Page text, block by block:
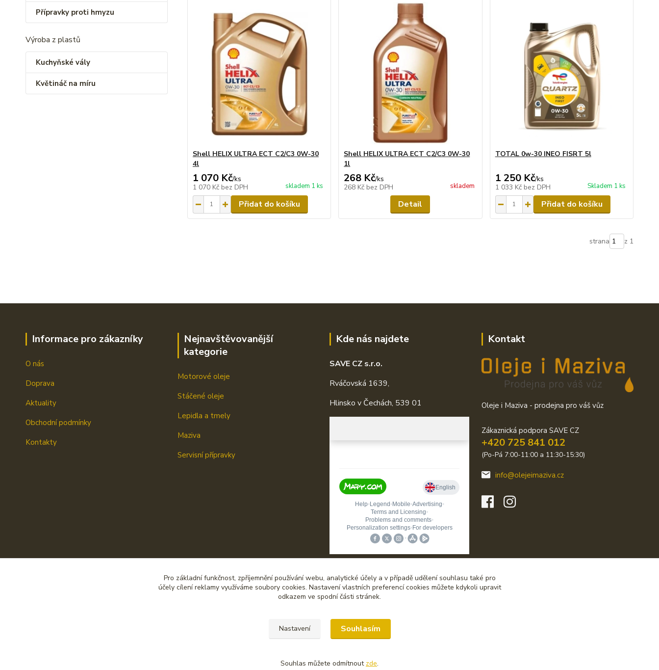
Přípravky proti hmyzu
Výroba z plastů
Kuchyňské vály
Květináč na míru
Shell HELIX ULTRA ECT C2/C3 0W-30
4l
1 070 Kč/ks
1 070 Kč bez DPH skladem 1 ks
Přidat do košíku
Shell HELIX ULTRA ECT C2/C3 0W-30
1l
268 Kč/ks
268 Kč bez DPH skladem
Detail
TOTAL 0w-30 INEO FISRT 5l
1 250 Kč/ks
1 033 Kč bez DPH Skladem 1 ks
Přidat do košíku
strana z 1
Informace pro zákazníky
O nás
Doprava
Aktuality
Obchodní podmínky
Kontakty
Nejnavštěvovanější
kategorie
Motorové oleje
Stáčené oleje
Lepidla a tmely
Maziva
Servisní přípravky
Kde nás najdete
SAVE CZ s.r.o.
Rváčovská 1639,
Hlinsko v Čechách, 539 01
Kontakt
Oleje i Maziva - prodejna pro váš vůz
Zákaznická podpora SAVE CZ
+420 725 841 012
(Po-Pá 7:00-11:00 a 11:30-15:30)
info@olejeimaziva.cz
Upravit sběr cookies.
Pro základní funkčnost, zpříjemnění používání webu, analytické účely a v případě udělení souhlasu také pro
účely cílení reklamy využíváme soubory cookies. Nastavení vlastních preferencí cookies můžete kdykoli upravit
odkazem ve spodní části stránek.
Nastavení Souhlasím
Souhlas můžete odmítnout zde.